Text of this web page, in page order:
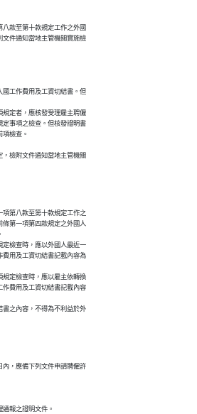
款至第十款規定工作之外國
文件通知當地主管機關實施檢
工作費用及工資切結書。但
規定者，應核發受理雇主聘僱
定事項之檢查。但核發證明書
檢查。
檢附文件通知當地主管機關
第八款至第十款規定工作之
第一項第四款規定之外國人
定檢查時，應以外國人最近一
費用及工資切結書記載內容為
規定檢查時，應以雇主依轉換
作費用及工資切結書記載內容
書之內容，不得為不利益於外
內，應備下列文件申請聘僱許
報之證明文件。